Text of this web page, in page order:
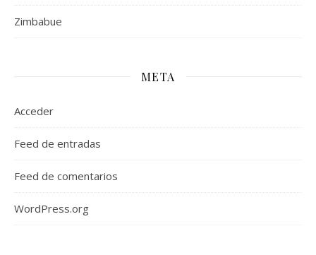
Zimbabue
META
Acceder
Feed de entradas
Feed de comentarios
WordPress.org